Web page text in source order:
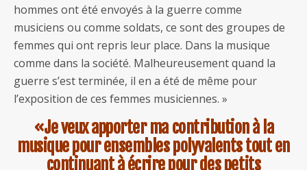
hommes ont été envoyés à la guerre comme
musiciens ou comme soldats, ce sont des groupes de
femmes qui ont repris leur place. Dans la musique
comme dans la société. Malheureusement quand la
guerre s’est terminée, il en a été de même pour
l’exposition de ces femmes musiciennes. »
«Je veux apporter ma contribution à la
musique pour ensembles polyvalents tout en
continuant à écrire pour des petits